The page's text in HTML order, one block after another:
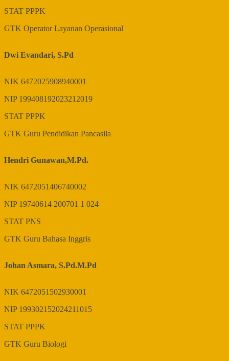
STAT PPPK
GTK Operator Layanan Operasional
Dwi Evandari, S.Pd
NIK 6472025908940001
NIP 199408192023212019
STAT PPPK
GTK Guru Pendidikan Pancasila
Hendri Gunawan,M.Pd.
NIK 6472051406740002
NIP 19740614 200701 1 024
STAT PNS
GTK Guru Bahasa Inggris
Johan Asmara, S.Pd.M.Pd
NIK 6472051502930001
NIP 199302152024211015
STAT PPPK
GTK Guru Biologi